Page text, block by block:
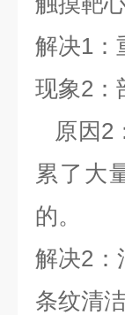
解决1
现象2
原因2
累了大
的。
解决2
条纹清